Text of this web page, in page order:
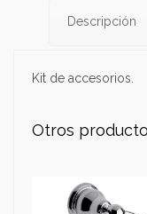
Descripción
Kit de accesorios.
Otros